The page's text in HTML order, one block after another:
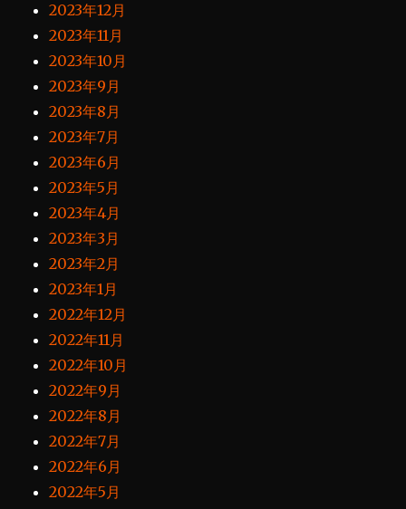
2023年12月
2023年11月
2023年10月
2023年9月
2023年8月
2023年7月
2023年6月
2023年5月
2023年4月
2023年3月
2023年2月
2023年1月
2022年12月
2022年11月
2022年10月
2022年9月
2022年8月
2022年7月
2022年6月
2022年5月